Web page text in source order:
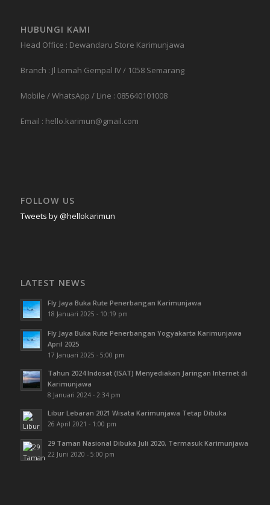
HUBUNGI KAMI
Head Office : Dewandaru Store Karimunjawa
Branch : Jl Lemah Gempal IV / 1058 Semarang
Mobile / WhatsApp / Line : 085640101008
Email : hello.karimun@gmail.com
FOLLOW US
Tweets by @hellokarimun
LATEST NEWS
Fly Jaya Buka Rute Penerbangan Karimunjawa
18 Januari 2025 - 10:19 pm
Fly Jaya Buka Rute Penerbangan Yogyakarta Karimunjawa
April 2025
17 Januari 2025 - 5:00 pm
Tahun 2024 Indosat (ISAT) Menyediakan Jaringan Internet di
Karimunjawa
8 Januari 2024 - 2:34 pm
Libur Lebaran 2021 Wisata Karimunjawa Tetap Dibuka
26 April 2021 - 1:00 pm
29 Taman Nasional Dibuka Juli 2020, Termasuk Karimunjawa
22 Juni 2020 - 5:00 pm